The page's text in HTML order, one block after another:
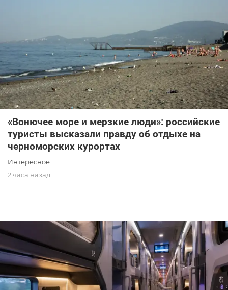
«Вонючее море и мерзкие люди»: российские
туристы высказали правду об отдыхе на
черноморских курортах
Интересное
2 часа назад